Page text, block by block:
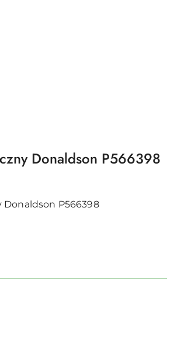
Donaldson P566398
P566398